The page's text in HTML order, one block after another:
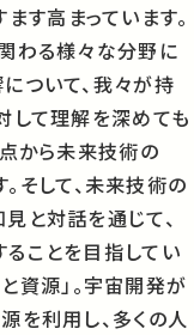
す高まっています。
わる様々な分野に
ついて、我々が持
して理解を深めても
点から未来技術の
そして、未来技術の
と対話を通じて、
ことを目指してい
資源」。宇宙開発が
を利用し、多くの人